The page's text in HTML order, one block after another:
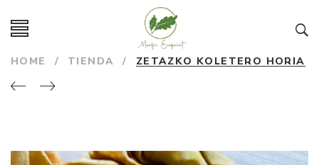
HOME / TIENDA / ZETAZKO KOLETERO HORIA